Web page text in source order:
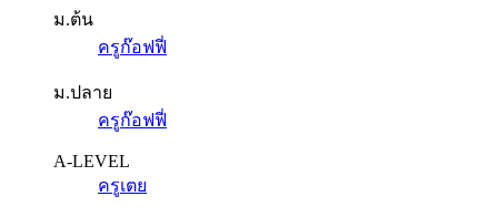
ม.ต้น
ครูก๊อฟฟี่
ม.ปลาย
ครูก๊อฟฟี่
A-LEVEL
ครูเตย